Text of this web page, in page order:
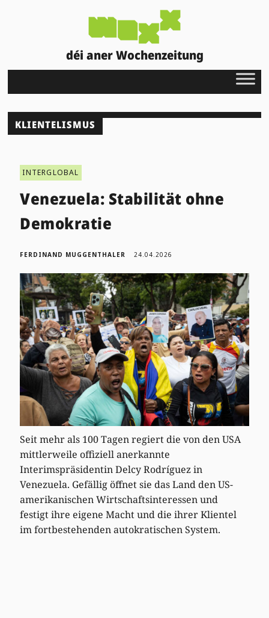
déi aner Wochenzeitung
KLIENTELISMUS
INTERGLOBAL
Venezuela: Stabilität ohne
Demokratie
FERDINAND MUGGENTHALER 24.04.2026
Seit mehr als 100 Tagen regiert die von den USA
mittlerweile offiziell anerkannte
Interimspräsidentin Delcy Rodríguez in
Venezuela. Gefällig öffnet sie das Land den US-
amerikanischen Wirtschaftsinteressen und
festigt ihre eigene Macht und die ihrer Klientel
im fortbestehenden autokratischen System.